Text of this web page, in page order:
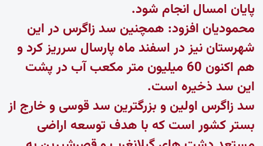
پایان امسال انجام شود.
محمودیان افزود: همچنین سد زاگرس در این
شهرستان نیز در اسفند ماه پارسال سرریز کرد و
هم اکنون 60 میلیون متر مکعب آب در پشت
این سد ذخیره است.
سد زاگرس اولین و بزرگترین سد قوسی و خارج از
بستر کشور است که با هدف توسعه اراضی